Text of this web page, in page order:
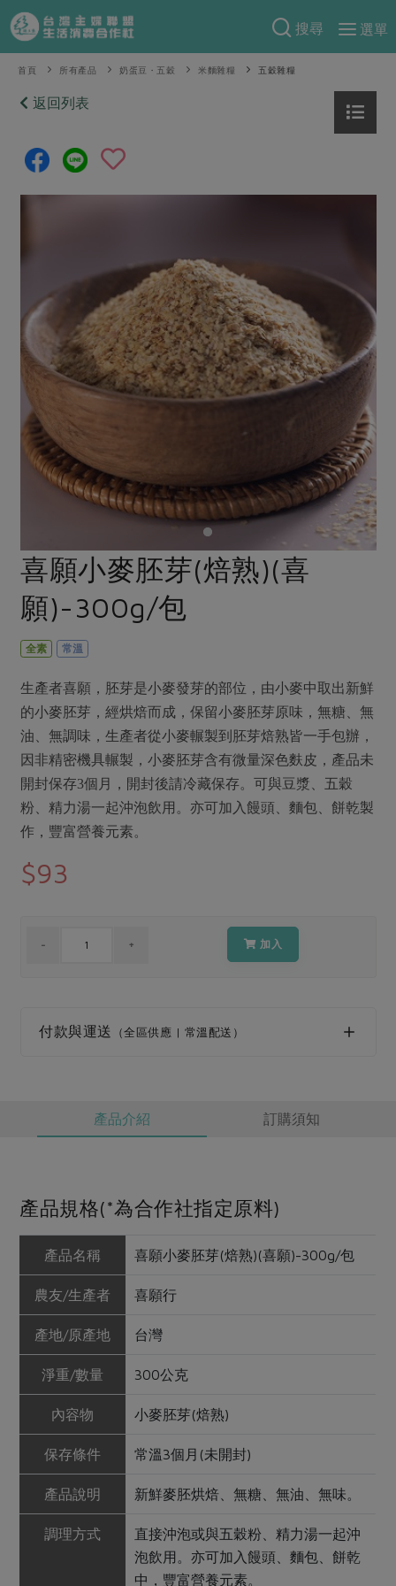
搜尋
選單
產品分類
當季蔬果
芽苗類
辛香料類
乳製品
豆製品 米麵雜糧
肉品・水產
畜產肉類 水產
水畜加工品
調理食材・點心
烘焙
休閒零嘴 沖泡飲品
保健食品
家庭清潔 織品
日用品 圖書禮品
防災用品
最新產品
樂齡友善
食譜料理
食材
常備菜
蔬食
蛋料理
料理方式
烘焙．點心
漬物
涼拌沙拉
飲品
主題食譜
異國料理
年菜食譜
養身食補
節慶大餐
高麗菜海鮮煎餅
特別企畫
預購活動
防災用品預購圓滿結束
2026年端午節預購圓滿結束
更多預購活動
當季產品
合作25-經典快閃最後一週
合作25-精選產品第四彈
合作25-精選產品第三彈
議題活動
主婦聯盟X樂齡網特約優惠案
30%rPET紅烏龍茶
更多議題活動
把最好的台灣味帶回家！
綠主張
一籃菜真心話
社內大小事 合作聯合國
產品故事 生活提案
樂齡生活 親子食育
廚房瑜伽
關注議題
減硝酸鹽 惜食
支持本土農糧
廢核運動 能源議題
減添加物 減塑減廢
公益金
更多議題
生活者e週報
綠主張月刊
典藏閱覽室
關於我們
合作社組織
員工與求才
產品檢驗
自主把關
社員權益
合作社法規
最新消息
媒體報導
下載專區
地區活動
重要公告
首頁 所有產品 奶蛋豆・五穀 米麵雜糧 五穀雜糧
返回列表
喜願小麥胚芽(焙熟)(喜
願)-300g/包
全素 常溫
生產者喜願，胚芽是小麥發芽的部位，由小麥中取出新鮮
的小麥胚芽，經烘焙而成，保留小麥胚芽原味，無糖、無
油、無調味，生產者從小麥輾製到胚芽焙熟皆一手包辦，
因非精密機具輾製，小麥胚芽含有微量深色麩皮，產品未
開封保存3個月，開封後請冷藏保存。可與豆漿、五穀
粉、精力湯一起沖泡飲用。亦可加入饅頭、麵包、餅乾製
作，豐富營養元素。
$93
加入
付款與運送 （全區供應 | 常溫配送）
產品介紹 訂購須知
產品規格(*為合作社指定原料)
產品名稱 喜願小麥胚芽(焙熟)(喜願)-300g/包
農友/生產者 喜願行
產地/原產地 台灣
淨重/數量 300公克
內容物 小麥胚芽(焙熟)
保存條件 常溫3個月(未開封)
產品說明 新鮮麥胚烘焙、無糖、無油、無味。
調理方式
直接沖泡或與五穀粉、精力湯一起沖
泡飲用。亦可加入饅頭、麵包、餅乾
中，豐富營養元素。